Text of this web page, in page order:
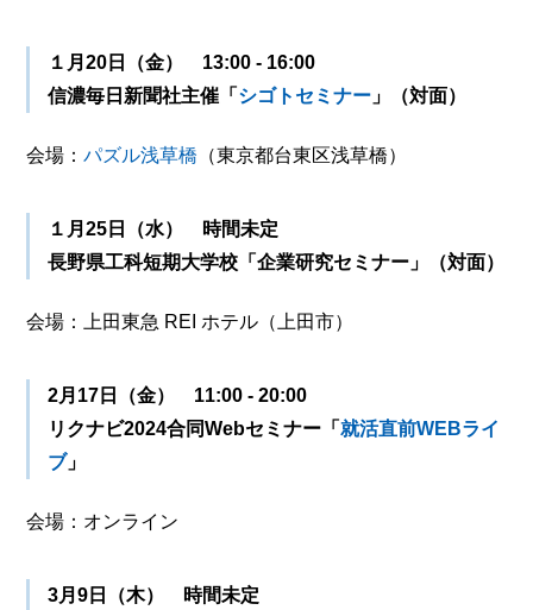
１月20日（金） 13:00 - 16:00
信濃毎日新聞社主催「 シゴトセミナー 」（対面）
会場：パズル浅草橋 （東京都台東区浅草橋）
１月25日（水） 時間未定
長野県工科短期大学校「企業研究セミナー」（対面）
会場：上田東急 REI ホテル（上田市）
2月17日（金） 11:00 - 20:00
リクナビ2024合同Webセミナー「就活直前WEBライ
ブ」
会場：オンライン
3月9日（木） 時間未定